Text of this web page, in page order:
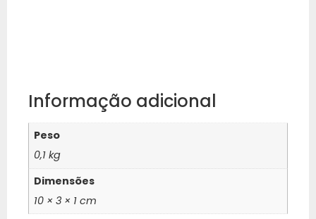
Informação adicional
Peso
0,1 kg
Dimensões
10 × 3 × 1 cm